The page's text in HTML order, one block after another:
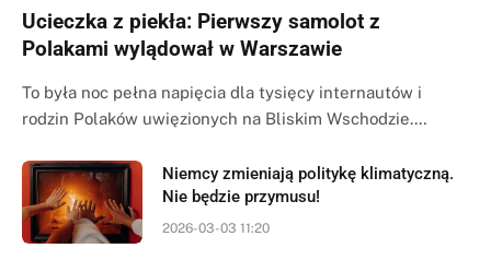
Ucieczka z piekła: Pierwszy samolot z
Polakami wylądował w Warszawie
To była noc pełna napięcia dla tysięcy internautów i
rodzin Polaków uwięzionych na Bliskim Wschodzie.…
Niemcy zmieniają politykę klimatyczną.
Nie będzie przymusu!
2026-03-03 11:20